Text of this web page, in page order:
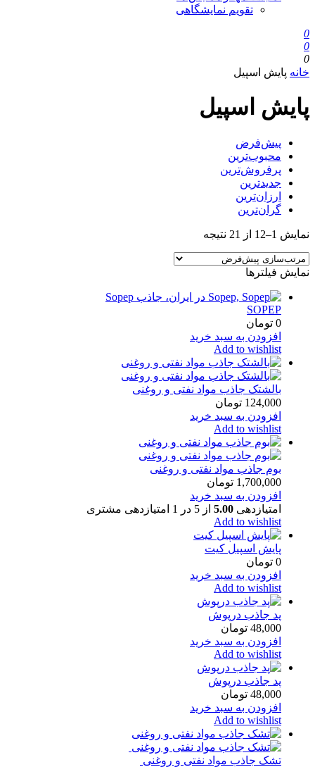
تقویم نمایشگاهی
0
0
0
خانه پایش اسپیل
پایش اسپیل
پیش‌فرض
محبوب‌ترین
پرفروش‌ترین
جدیدترین
ارزان‌ترین
گران‌ترین
نمایش 1–12 از 21 نتیجه
نمایش فیلترها
SOPEP
0 تومان
افزودن به سبد خرید
Add to wishlist
بالشتک جاذب مواد نفتی و روغنی
124,000 تومان
افزودن به سبد خرید
Add to wishlist
بوم جاذب مواد نفتی و روغنی
1,700,000 تومان
افزودن به سبد خرید
امتیازدهی 5.00 از 5 در 1 امتیازدهی مشتری
Add to wishlist
پایش اسپیل کیت
0 تومان
افزودن به سبد خرید
Add to wishlist
پد جاذب درپوش
48,000 تومان
افزودن به سبد خرید
Add to wishlist
پد جاذب درپوش
48,000 تومان
افزودن به سبد خرید
Add to wishlist
تشک جاذب مواد نفتی و روغنی